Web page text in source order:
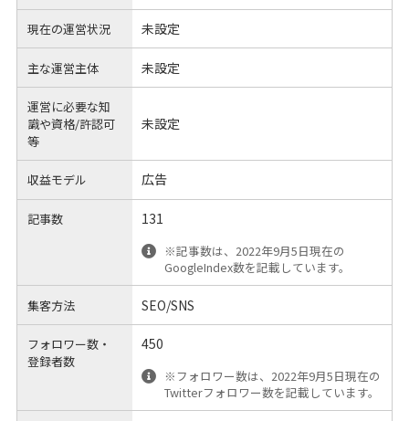
現在の運営状況 未設定
主な運営主体 未設定
運営に必要な知
識や資格/許認可
等
未設定
収益モデル 広告
記事数 131
※記事数は、2022年9月5日現在の
GoogleIndex数を記載しています。
集客方法 SEO/SNS
フォロワー数・
登録者数
450
※フォロワー数は、2022年9月5日現在の
Twitterフォロワー数を記載しています。